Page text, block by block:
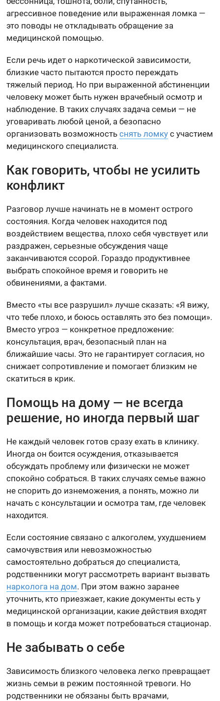
агрессивное поведение или выраженная ломка —
это поводы не откладывать обращение за
медицинской помощью.
Если речь идет о наркотической зависимости,
близкие часто пытаются просто переждать
тяжелый период. Но при выраженной абстиненции
человеку может быть нужен врачебный осмотр и
наблюдение. В таких случаях задача семьи — не
уговаривать любой ценой, а безопасно
организовать возможностьснять ломку с участием
медицинского специалиста.
Как говорить, чтобы не усилить
конфликт
Разговор лучше начинать не в момент острого
состояния. Когда человек находится под
воздействием вещества, плохо себя чувствует или
раздражен, серьезные обсуждения чаще
заканчиваются ссорой. Гораздо продуктивнее
выбрать спокойное время и говорить не
обвинениями, а фактами.
Вместо «ты все разрушил» лучше сказать: «Я вижу,
что тебе плохо, и боюсь оставлять это без помощи».
Вместо угроз — конкретное предложение:
консультация, врач, безопасный план на
ближайшие часы. Это не гарантирует согласия, но
снижает сопротивление и помогает близким не
скатиться в крик.
Помощь на дому — не всегда
решение, но иногда первый шаг
Не каждый человек готов сразу ехать в клинику.
Иногда он боится осуждения, отказывается
обсуждать проблему или физически не может
спокойно собраться. В таких случаях семье важно
не спорить до изнеможения, а понять, можно ли
начать с консультации и осмотра там, где человек
находится.
Если состояние связано с алкоголем, ухудшением
самочувствия или невозможностью
самостоятельно добраться до специалиста,
родственники могут рассмотреть вариант вызвать
нарколога на дом. При этом важно заранее
уточнить, кто приезжает, какие документы есть у
медицинской организации, какие действия входят
в помощь и когда может потребоваться стационар.
Не забывать о себе
Зависимость близкого человека легко превращает
жизнь семьи в режим постоянной тревоги. Но
родственники не обязаны быть врачами,